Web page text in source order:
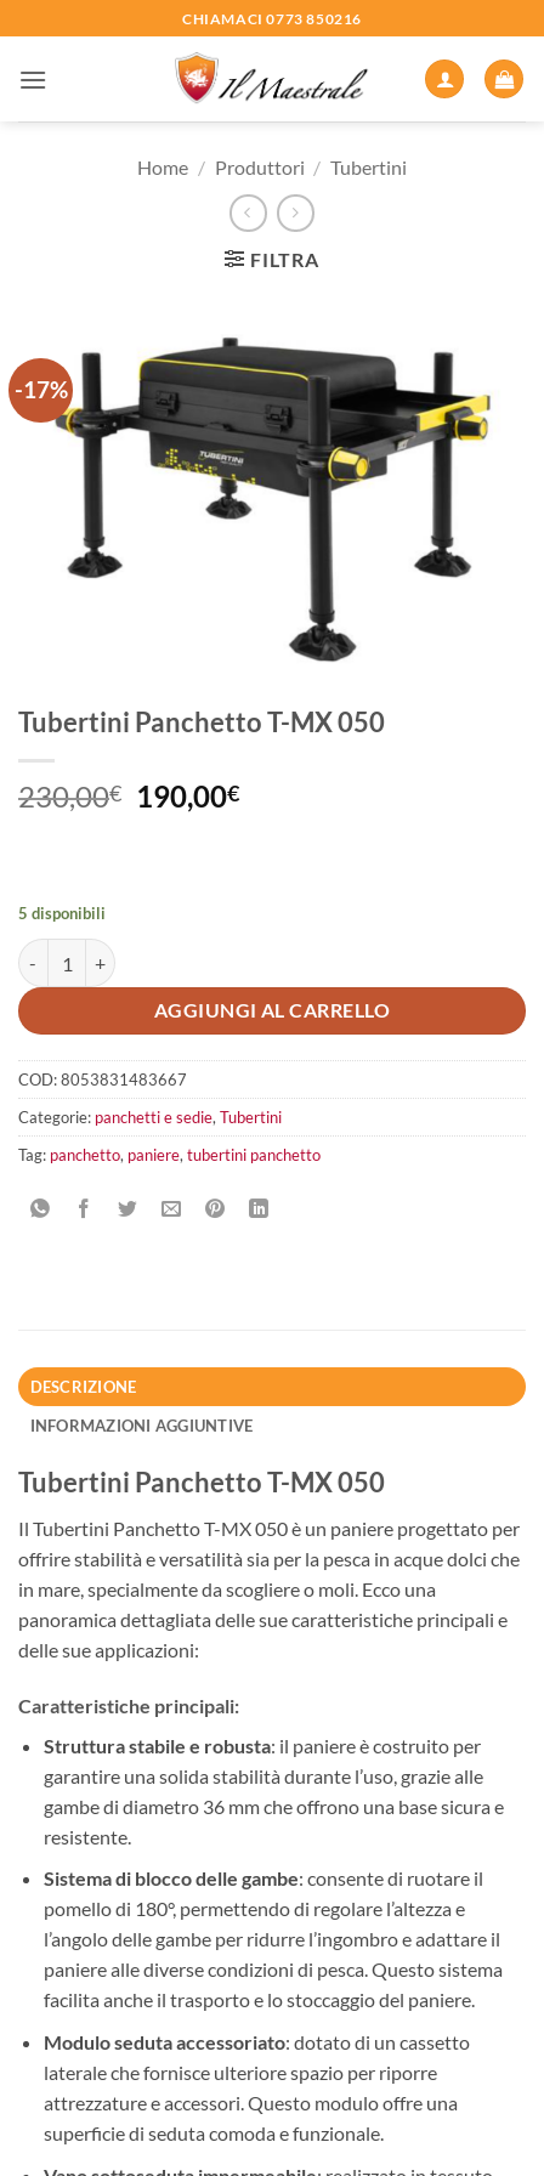
ai
contenuti
CHIAMACI 0773 850216
Home / Produttori / Tubertini
FILTRA
-17%
Tubertini Panchetto T-MX 050
230,00€
Il
prezzo
190,00€Il
5 disponibili
Tubertini Panchetto T-MX 050 quantità
AGGIUNGI AL CARRELLO
COD:8053831483667
Categorie: panchetti e sedie, Tubertini
Tag: panchetto, paniere, tubertini panchetto
DESCRIZIONE
INFORMAZIONI AGGIUNTIVE
Tubertini Panchetto T-MX 050
Il Tubertini Panchetto T-MX 050 è un paniere progettato per
offrire stabilità e versatilità sia per la pesca in acque dolci che
in mare, specialmente da scogliere o moli. Ecco una
panoramica dettagliata delle sue caratteristiche principali e
delle sue applicazioni:
Caratteristiche principali:
Struttura stabile e robusta: il paniere è costruito per
garantire una solida stabilità durante l’uso, grazie alle
gambe di diametro 36 mm che offrono una base sicura e
resistente.
Sistema di blocco delle gambe: consente di ruotare il
pomello di 180°, permettendo di regolare l’altezza e
l’angolo delle gambe per ridurre l’ingombro e adattare il
paniere alle diverse condizioni di pesca. Questo sistema
facilita anche il trasporto e lo stoccaggio del paniere.
Modulo seduta accessoriato: dotato di un cassetto
laterale che fornisce ulteriore spazio per riporre
attrezzature e accessori. Questo modulo offre una
superficie di seduta comoda e funzionale.